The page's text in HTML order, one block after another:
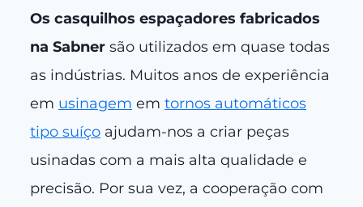
Os casquilhos espaçadores fabricados
na Sabner são utilizados em quase todas
as indústrias. Muitos anos de experiência
em usinagem em tornos automáticos
tipo suíço ajudam-nos a criar peças
usinadas com a mais alta qualidade e
precisão. Por sua vez, a cooperação com